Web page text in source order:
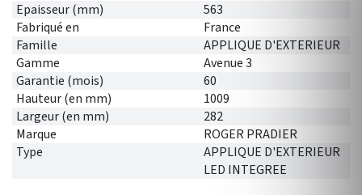
Epaisseur (mm)
563
Fabriqué en
France
Famille
APPLIQUE D'EXTERIEUR
Gamme
Avenue 3
Garantie (mois)
60
Hauteur (en mm)
1009
Largeur (en mm)
282
Marque
ROGER PRADIER
Type
APPLIQUE D'EXTERIEUR
LED INTEGREE